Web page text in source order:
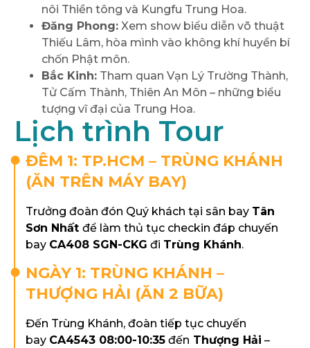
nôi Thiền tông và Kungfu Trung Hoa.
Đăng Phong: Xem show biểu diễn võ thuật
Thiếu Lâm, hòa mình vào không khí huyền bí
chốn Phật môn.
Bắc Kinh: Tham quan Vạn Lý Trường Thành,
Tử Cấm Thành, Thiên An Môn – những biểu
tượng vĩ đại của Trung Hoa.
Lịch trình Tour
ĐÊM 1: TP.HCM – TRÙNG KHÁNH
(ĂN TRÊN MÁY BAY)
Trưởng đoàn đón Quý khách tại sân bay Tân
Sơn Nhất để làm thủ tục checkin đáp chuyến
bay CA408 SGN-CKG đi Trùng Khánh.
NGÀY 1: TRÙNG KHÁNH –
THƯỢNG HẢI (ĂN 2 BỮA)
Đến Trùng Khánh, đoàn tiếp tục chuyến
bay CA4543 08:00-10:35 đến Thượng Hải –